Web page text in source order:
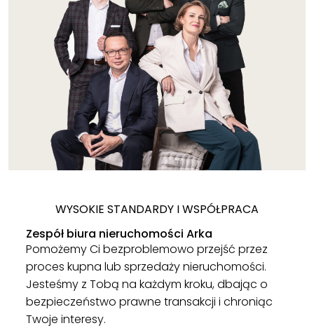
WYSOKIE STANDARDY I WSPÓŁPRACA
Zespół biura nieruchomości Arka
Pomożemy Ci bezproblemowo przejść przez
proces kupna lub sprzedaży nieruchomości.
Jesteśmy z Tobą na każdym kroku, dbając o
bezpieczeństwo prawne transakcji i chroniąc
Twoje interesy.